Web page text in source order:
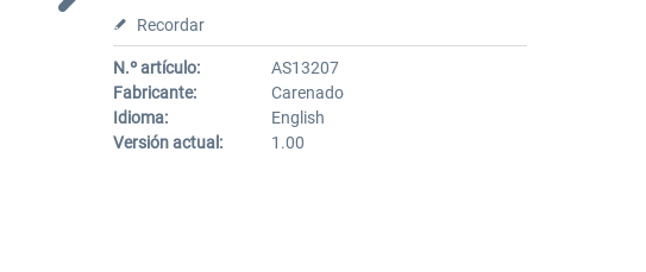
Recordar
N.º artículo:
AS13207
Fabricante:
Carenado
Idioma:
English
Versión actual:
1.00